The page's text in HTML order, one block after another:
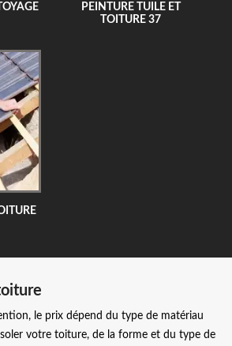
PEINTURE TUILE ET
TOITURE 37
le prix dépend du type de matériau
votre toiture, de la forme et du type de